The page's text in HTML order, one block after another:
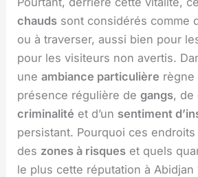
chauds sont considérés comme
ou à traverser, aussi bien pour
pour les visiteurs non avertis.
uneambiance particulière règne
présence régulière degangs, de
criminalité et d’un sentiment
persistant. Pourquoi ces
des zones à risques et quels
le plus cette réputation à Abidjan